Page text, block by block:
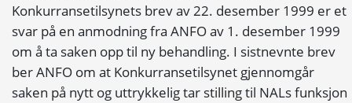
Konkurransetilsynets brev av 22. desember 1999 er et
svar på en anmodning fra ANFO av 1. desember 1999
om å ta saken opp til ny behandling. I sistnevnte brev
ber ANFO om at Konkurransetilsynet gjennomgår
saken på nytt og uttrykkelig tar stilling til NALs funksjon